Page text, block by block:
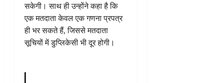
सकेगी। साथ ही उन्होंने कहा है कि
एक मतदाता केवल एक गणना प्रपत्र
ही भर सकते हैं, जिससे मतदाता
सूचियों में डुप्लिकेसी भी दूर होगी।